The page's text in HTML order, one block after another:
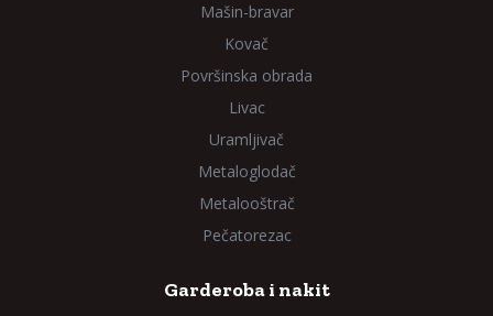
Mašin-bravar
Kovač
Površinska obrada
Livac
Uramljivač
Metaloglodač
Metalooštrač
Pečatorezac
Garderoba i nakit